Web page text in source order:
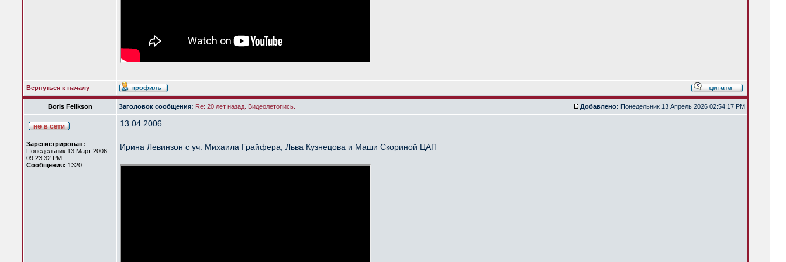
Вернуться к началу
Boris Felikson Заголовок сообщения: Re: 20 лет назад. Видеолетопись. Добавлено: Понедельник 13 Апрель 2026 02:54:17 PM
Зарегистрирован:
Понедельник 13 Март 2006
09:23:32 PM
Сообщения: 1320
13.04.2006
Ирина Левинзон с уч. Михаила Грайфера, Льва Кузнецова и Маши Скориной ЦАП